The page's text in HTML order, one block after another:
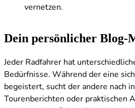
vernetzen.
Dein persönlicher Blog-
Jeder Radfahrer hat
Bedürfnisse. Während der eine
begeistert, sucht der andere nach
Tourenberichten oder praktischen